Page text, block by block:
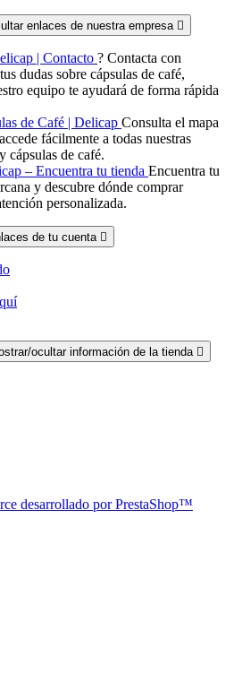
enlaces de nuestra empresa 
| Contacto ? Contacta con
dudas sobre cápsulas de café,
equipo te ayudará de forma rápida
de Café | Delicap Consulta el mapa
fácilmente a todas nuestras
cápsulas de café.
– Encuentra tu tienda Encuentra tu
y descubre dónde comprar
personalizada.
de tu cuenta 
ocultar información de la tienda 
desarrollado por PrestaShop™